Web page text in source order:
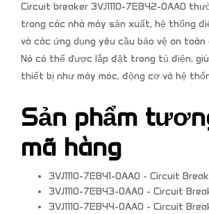
Circuit breaker 3VJ1110-7EB42-0AA0
trong các nhà máy sản xuất, hệ thống
và các ứng dụng yêu cầu bảo vệ an
Nó có thể được lắp đặt trong tủ điện,
thiết bị như máy móc, động cơ và hệ
Sản phẩm
mã hàng
3VJ1110-7EB41-0AA0 - Circuit
3VJ1110-7EB43-0AA0 - Circuit
3VJ1110-7EB44-0AA0 - Circuit